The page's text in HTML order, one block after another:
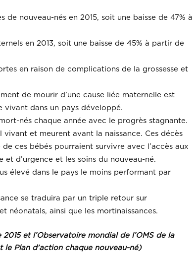
nouveau-nés en 2015, soit une baisse de 47% à
en 2013, soit une baisse de 45% à partir de
en raison de complications de la grossesse et
de mourir d’une cause liée maternelle est
vivant dans un pays développé.
nés chaque année avec le progrès stagnante.
vivant et meurent avant la naissance. Ces décès
ces bébés pourraient survivre avec l’accès aux
d’urgence et les soins du nouveau-né.
élevé dans le pays le moins performant par
se traduira par un triple retour sur
néonatals, ainsi que les mortinaissances.
et l’Observatoire mondial de l’OMS de la
Plan d’action chaque nouveau-né)